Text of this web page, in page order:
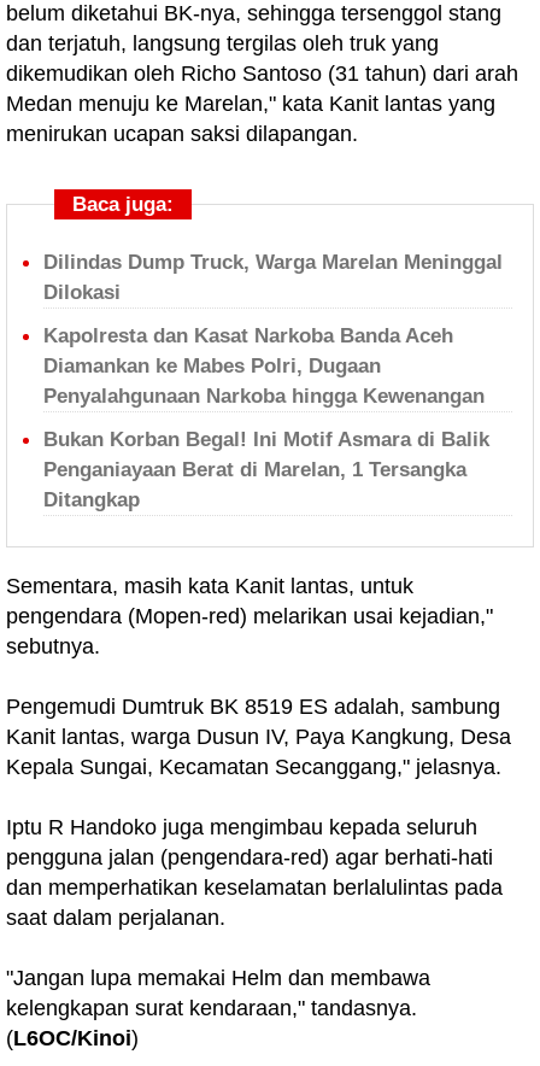
belum diketahui BK-nya, sehingga tersenggol stang
dan terjatuh, langsung tergilas oleh truk yang
dikemudikan oleh Richo Santoso (31 tahun) dari arah
Medan menuju ke Marelan," kata Kanit lantas yang
menirukan ucapan saksi dilapangan.
Baca juga:
Dilindas Dump Truck, Warga Marelan Meninggal
Dilokasi
Kapolresta dan Kasat Narkoba Banda Aceh
Diamankan ke Mabes Polri, Dugaan
Penyalahgunaan Narkoba hingga Kewenangan
Bukan Korban Begal! Ini Motif Asmara di Balik
Penganiayaan Berat di Marelan, 1 Tersangka
Ditangkap
Sementara, masih kata Kanit lantas, untuk
pengendara (Mopen-red) melarikan usai kejadian,"
sebutnya.
Pengemudi Dumtruk BK 8519 ES adalah, sambung
Kanit lantas, warga Dusun IV, Paya Kangkung, Desa
Kepala Sungai, Kecamatan Secanggang," jelasnya.
Iptu R Handoko juga mengimbau kepada seluruh
pengguna jalan (pengendara-red) agar berhati-hati
dan memperhatikan keselamatan berlalulintas pada
saat dalam perjalanan.
"Jangan lupa memakai Helm dan membawa
kelengkapan surat kendaraan," tandasnya.
(L6OC/Kinoi)